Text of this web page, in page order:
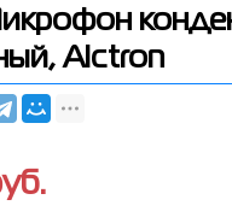
Alctron